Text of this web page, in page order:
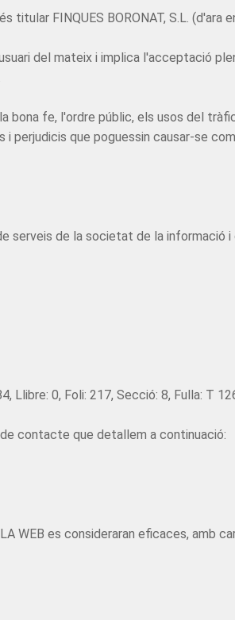
FINQUES BORONAT, S.L. (d'ara
del mateix i implica l'acceptació
fe, l'ordre públic, els usos del
perjudicis que poguessin causar-se
serveis de la societat de la informació
0, Foli: 217, Secció: 8, Fulla: T
contacte que detallem a continuació:
WEB es consideraran eficaces, amb